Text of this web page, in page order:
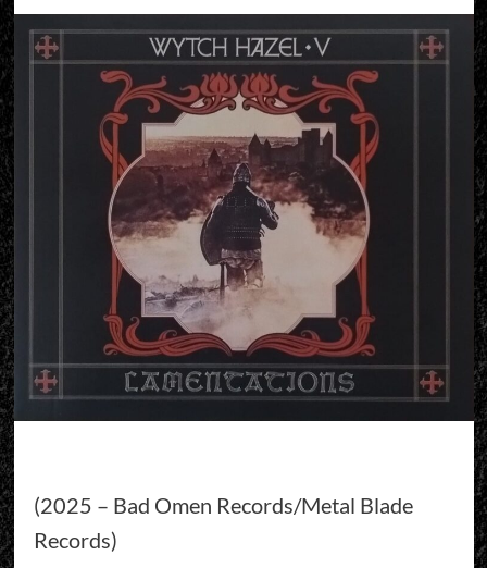
(2025 – Bad Omen Records/Metal Blade
Records)